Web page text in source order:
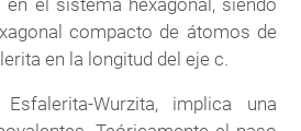
compacto de átomos de
en la longitud del eje c.
Wurzita, implica una